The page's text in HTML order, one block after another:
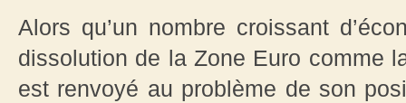
Alors qu’un nombre croissant
dissolution de la Zone Euro comme
est renvoyé au problème de son